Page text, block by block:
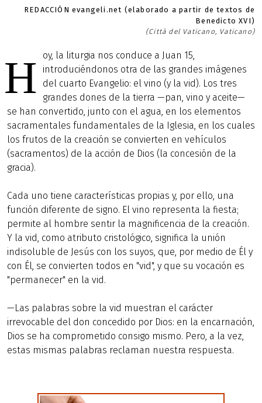
REDACCIÓN evangeli.net (elaborado a partir de textos de
Benedicto XVI)
(Città del Vaticano, Vaticano)
H
oy, la liturgia nos conduce a Juan 15,
introduciéndonos otra de las grandes imágenes
del cuarto Evangelio: el vino (y la vid). Los tres
grandes dones de la tierra —pan, vino y aceite—
se han convertido, junto con el agua, en los elementos
sacramentales fundamentales de la Iglesia, en los cuales
los frutos de la creación se convierten en vehículos
(sacramentos) de la acción de Dios (la concesión de la
gracia).
Cada uno tiene características propias y, por ello, una
función diferente de signo. El vino representa la fiesta;
permite al hombre sentir la magnificencia de la creación.
Y la vid, como atributo cristológico, significa la unión
indisoluble de Jesús con los suyos, que, por medio de Él y
con Él, se convierten todos en "vid", y que su vocación es
"permanecer" en la vid.
—Las palabras sobre la vid muestran el carácter
irrevocable del don concedido por Dios: en la encarnación,
Dios se ha comprometido consigo mismo. Pero, a la vez,
estas mismas palabras reclaman nuestra respuesta.